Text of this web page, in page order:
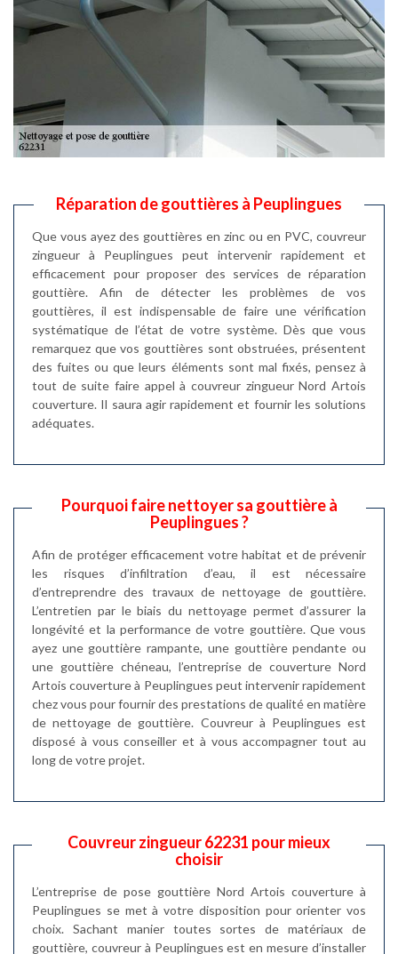
Réparation de gouttières à Peuplingues
Que vous ayez des gouttières en zinc ou en PVC, couvreur
zingueur à Peuplingues peut intervenir rapidement et
efficacement pour proposer des services de réparation
gouttière. Afin de détecter les problèmes de vos
gouttières, il est indispensable de faire une vérification
systématique de l’état de votre système. Dès que vous
remarquez que vos gouttières sont obstruées, présentent
des fuites ou que leurs éléments sont mal fixés, pensez à
tout de suite faire appel à couvreur zingueur Nord Artois
couverture. Il saura agir rapidement et fournir les solutions
adéquates.
Pourquoi faire nettoyer sa gouttière à
Peuplingues ?
Afin de protéger efficacement votre habitat et de prévenir
les risques d’infiltration d’eau, il est nécessaire
d’entreprendre des travaux de nettoyage de gouttière.
L’entretien par le biais du nettoyage permet d’assurer la
longévité et la performance de votre gouttière. Que vous
ayez une gouttière rampante, une gouttière pendante ou
une gouttière chéneau, l’entreprise de couverture Nord
Artois couverture à Peuplingues peut intervenir rapidement
chez vous pour fournir des prestations de qualité en matière
de nettoyage de gouttière. Couvreur à Peuplingues est
disposé à vous conseiller et à vous accompagner tout au
long de votre projet.
Couvreur zingueur 62231 pour mieux
choisir
L’entreprise de pose gouttière Nord Artois couverture à
Peuplingues se met à votre disposition pour orienter vos
choix. Sachant manier toutes sortes de matériaux de
gouttière, couvreur à Peuplingues est en mesure d’installer